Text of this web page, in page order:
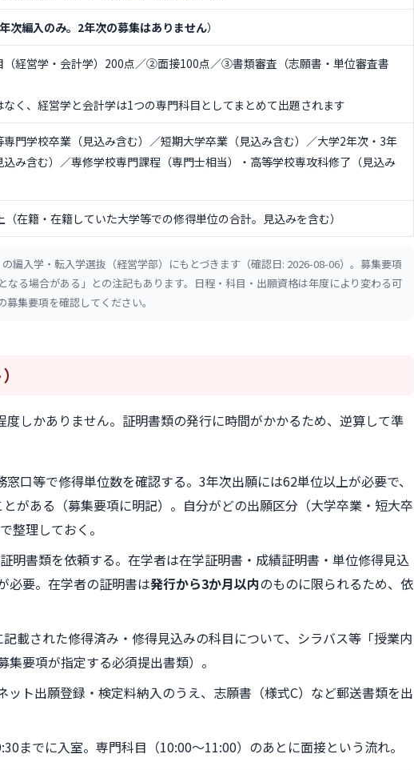
次編入のみ。2年次の募集はありません）
経営学・会計学）200点／②面接100点／③書類審査（志願書・単位審査書
なく、経営学と会計学は1つの専門科目としてまとめて出題されます
専門学校卒業（見込み含む）／短期大学卒業（見込み含む）／大学2年次・3年
込み含む）／専修学校専門課程（専門士相当）・高等学校専攻科修了（見込み
（在籍・在籍していた大学等での修得単位の合計。見込みを含む）
編入学・転入学選抜（経営学部）にもとづきます（確認日: 2026-08-06）。募集要項
なる場合がある」との注記もあります。日程・科目・出願資格は年度により変わる可
集要項を確認してください。
しかありません。証明書類の発行に時間がかかるため、逆算して準
窓口等で修得単位数を確認する。3年次出願には62単位以上が必要で、
がある（募集要項に明記）。自分がどの出願区分（大学卒業・短大卒
整理しておく。
明書類を依頼する。在学者は在学証明書・成績証明書・単位修得見込
必要。在学者の証明書は発行から3か月以内のものに限られるため、依
載された修得済み・修得見込みの科目について、シラバス等「授業内
要項が指定する必須提出書類）。
ット出願登録・検定料納入のうえ、志願書（様式C）など郵送書類を出
までに入室。専門科目（10:00〜11:00）のあとに面接という流れ。